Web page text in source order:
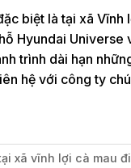
biệt là tại xã
Hyundai
trình dài hạn
hệ với công ty
xã vĩnh lợi cà mau